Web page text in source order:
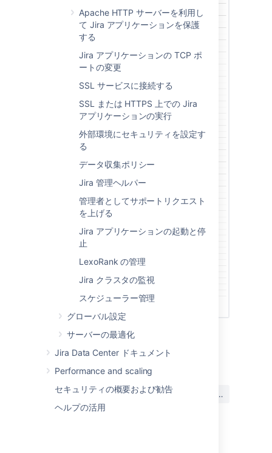
Apache HTTP サーバーを利用し
て Jira アプリケーションを保護
する
Jira アプリケーションの TCP ポ
ートの変更
SSL サービスに接続する
SSL または HTTPS 上での Jira
アプリケーションの実行
外部環境にセキュリティを設定す
る
データ収集ポリシー
Jira 管理ヘルパー
管理者としてサポートリクエスト
を上げる
Jira アプリケーションの起動と停
止
LexoRank の管理
Jira クラスタの監視
スケジューラー管理
グローバル設定
サーバーの最適化
Jira Data Center ドキュメント
Performance and scaling
セキュリティの概要および勧告
ヘルプの活用
最終更新日: 2021 年 10 月 6 日
この内容はお役に立ちました
いいえ